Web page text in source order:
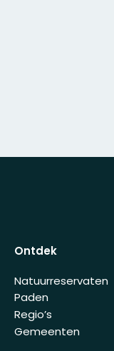
Ontdek
Natuurreservaten
Paden
Regio’s
Gemeenten